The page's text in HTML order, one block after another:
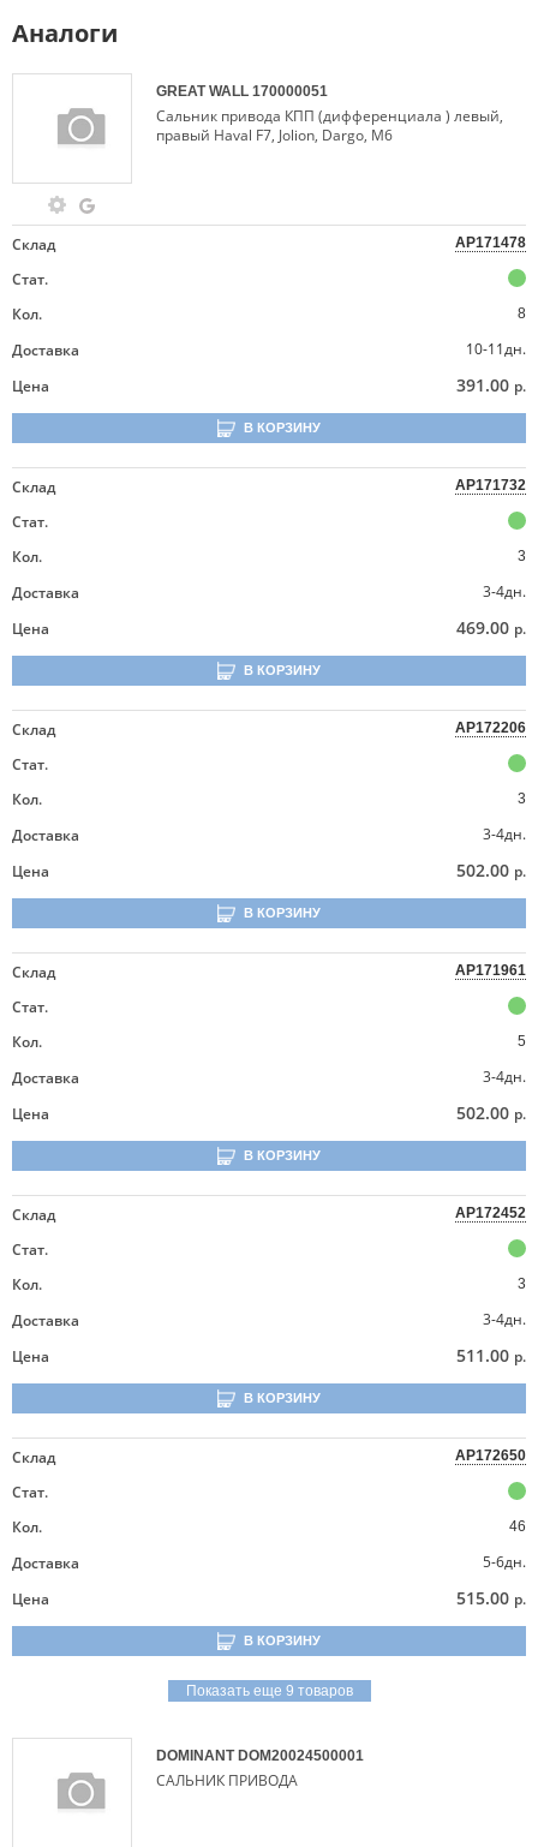
Аналоги
GREAT WALL 170000051
Сальник привода КПП (дифференциала ) левый,
правый Haval F7, Jolion, Dargo, M6
Склад AP171478
Стат.
Кол.
8
Доставка
10-11дн.
Цена
391.00 р.
В КОРЗИНУ
Склад AP171732
Стат.
Кол.
3
Доставка
3-4дн.
Цена
469.00 р.
В КОРЗИНУ
Склад AP172206
Стат.
Кол.
3
Доставка
3-4дн.
Цена
502.00 р.
В КОРЗИНУ
Склад AP171961
Стат.
Кол.
5
Доставка
3-4дн.
Цена
502.00 р.
В КОРЗИНУ
Склад AP172452
Стат.
Кол.
3
Доставка
3-4дн.
Цена
511.00 р.
В КОРЗИНУ
Склад AP172650
Стат.
Кол.
46
Доставка
5-6дн.
Цена
515.00 р.
В КОРЗИНУ
Показать еще 9 товаров
DOMINANT DOM20024500001
САЛЬНИК ПРИВОДА